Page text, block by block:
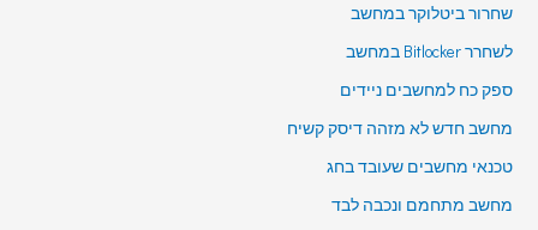
שחרור ביטלוקר במחשב
לשחרר Bitlocker במחשב
ספק כח למחשבים ניידים
מחשב חדש לא מזהה דיסק קשיח
טכנאי מחשבים שעובד בחג
מחשב מתחמם ונכבה לבד